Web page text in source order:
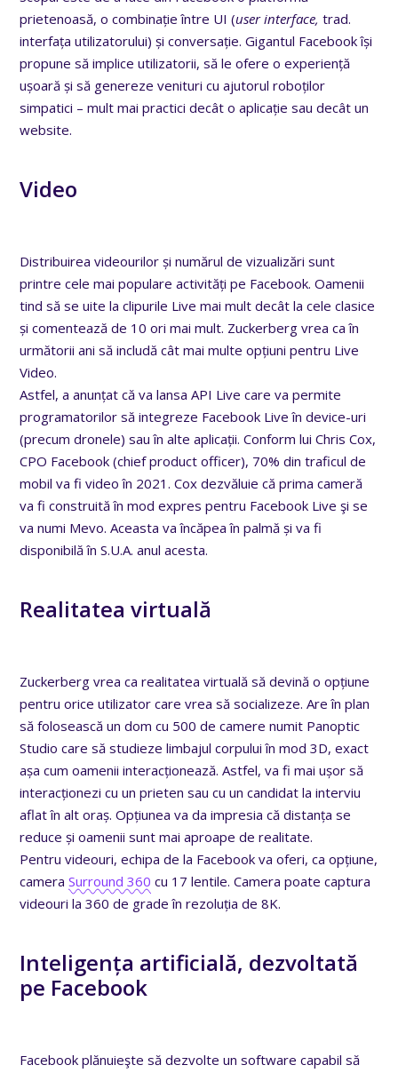
prietenoasă, o combinație între UI (user interface, trad.
interfața utilizatorului) și conversație. Gigantul Facebook își
propune să implice utilizatorii, să le ofere o experiență
ușoară și să genereze venituri cu ajutorul roboților
simpatici – mult mai practici decât o aplicație sau decât un
website.
Video
Distribuirea videourilor și numărul de vizualizări sunt
printre cele mai populare activități pe Facebook. Oamenii
tind să se uite la clipurile Live mai mult decât la cele clasice
și comentează de 10 ori mai mult. Zuckerberg vrea ca în
următorii ani să includă cât mai multe opțiuni pentru Live
Video.
Astfel, a anunțat că va lansa API Live care va permite
programatorilor să integreze Facebook Live în device-uri
(precum dronele) sau în alte aplicații. Conform lui Chris Cox,
CPO Facebook (chief product officer), 70% din traficul de
mobil va fi video în 2021. Cox dezvăluie că prima cameră
va fi construită în mod expres pentru Facebook Live şi se
va numi Mevo. Aceasta va încăpea în palmă și va fi
disponibilă în S.U.A. anul acesta.
Realitatea virtuală
Zuckerberg vrea ca realitatea virtuală să devină o opțiune
pentru orice utilizator care vrea să socializeze. Are în plan
să folosească un dom cu 500 de camere numit Panoptic
Studio care să studieze limbajul corpului în mod 3D, exact
așa cum oamenii interacționează. Astfel, va fi mai ușor să
interacționezi cu un prieten sau cu un candidat la interviu
aflat în alt oraș. Opțiunea va da impresia că distanța se
reduce și oamenii sunt mai aproape de realitate.
Pentru videouri, echipa de la Facebook va oferi, ca opțiune,
cameraSurround 360 cu 17 lentile. Camera poate captura
videouri la 360 de grade în rezoluția de 8K.
Inteligența artificială, dezvoltată
pe Facebook
Facebook plănuieşte să dezvolte un software capabil să